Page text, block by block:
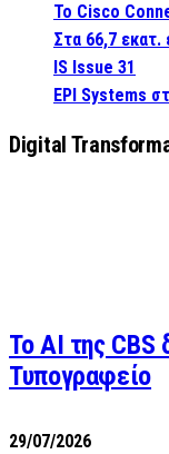
Το Cisco
Στα 66,7 εκατ.
IS Issue 31
EPI Systems
Digital
Το AI της CBS
Τυπογραφείο
29/07/2026